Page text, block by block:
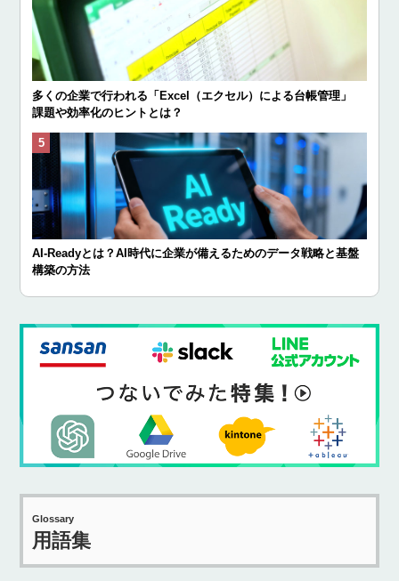
多くの企業で行われる「Excel（エクセル）による台帳管理」
課題や効率化のヒントとは？
AI-Readyとは？AI時代に企業が備えるためのデータ戦略と基盤
構築の方法
Glossary
用語集